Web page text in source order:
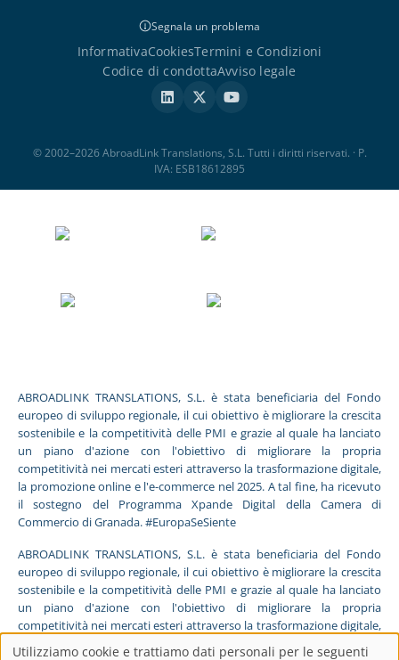
Segnala un problema
InformativaCookiesTermini e Condizioni
Codice di condottaAvviso legale
© 2002–2026 AbroadLink Translations, S.L. Tutti i diritti riservati. · P.
IVA: ESB18612895
ABROADLINK TRANSLATIONS, S.L. è stata beneficiaria del Fondo
europeo di sviluppo regionale, il cui obiettivo è migliorare la crescita
sostenibile e la competitività delle PMI e grazie al quale ha lanciato
un piano d'azione con l'obiettivo di migliorare la propria
competitività nei mercati esteri attraverso la trasformazione digitale,
la promozione online e l'e-commerce nel 2025. A tal fine, ha ricevuto
il sostegno del Programma Xpande Digital della Camera di
Commercio di Granada. #EuropaSeSiente
ABROADLINK TRANSLATIONS, S.L. è stata beneficiaria del Fondo
europeo di sviluppo regionale, il cui obiettivo è migliorare la crescita
sostenibile e la competitività delle PMI e grazie al quale ha lanciato
un piano d'azione con l'obiettivo di migliorare la propria
competitività nei mercati esteri attraverso la trasformazione digitale,
Utilizziamo cookie e trattiamo dati personali per le seguenti